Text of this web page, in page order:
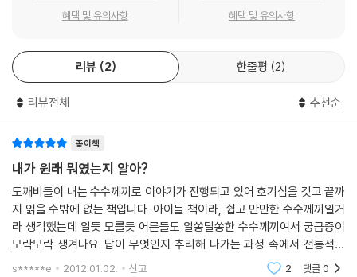
방에서 얻어다 키운 복덩이’를 찾으며, ‘부엌에서 수레를 타고 저승길 가는
로 하여금 처음부터 끝까지 이야기를 읽게 만드는 힘으로 작용합니다.
옛사람들의 삶,문화,지혜를 배운다
『내가 원래 뭐였는지 알아?』에는 여러 가지 전통 가구와 부채, 화로, 옹기
친구 넷을 찾아라’에서는 서안, 책장, 문갑, 문방사우 등 사랑방 살림살이
가 이야기의 주요 소재가 되고, 3장 ‘얻어다 키운 복덩이를 찾아라’에서는
장, 농, 경대, 바느질 도구, 조각보 같은 안방 살림살이가, 4장 ‘수레를 타고
저승길 가는 것을 찾아라’에서는 온돌, 아궁이 등의 난방 및 조리 장치와 그
릇, 떡살 등 부엌 살림살이가, 그리고 못 다한 이야기의 ‘내기는 아직 끝나
지 않았다’에서는 옛 농기구에 관한 정보가 이제 막 사회 과목을 배우기 시
혜택 및 유의사항 혜택 및 유의사항
리뷰 2 한줄평 2
리뷰전체 추천순
종이책
내가 원래 뭐였는지 알아?
도깨비들이 내는 수수께끼로 이야기가 진행되고 있어 호기심을 갖고 끝까
지 읽을 수밖에 없는 책입니다. 아이들 책이라, 쉽고 만만한 수수께끼일거
라 생각했는데 알듯 모를듯 어른들도 알쏭달쏭한 수수께끼여서 궁금증이
모락모락 생겨나요. 답이 무엇인지 추리해 나가는 과정 속에서 전통적인
집안 살림살이들을 알아나가는 구성도 무척 매끄럽고요. 정서생과 세 딸들
s*****e 2012.01.02. 신고 2 댓글0